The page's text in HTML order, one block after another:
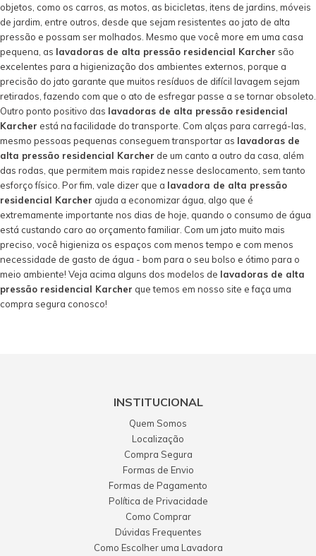
objetos, como os carros, as motos, as bicicletas, itens de jardins, móveis
de jardim, entre outros, desde que sejam resistentes ao jato de alta
pressão e possam ser molhados. Mesmo que você more em uma casa
pequena, as lavadoras de alta pressão residencial Karcher são
excelentes para a higienização dos ambientes externos, porque a
precisão do jato garante que muitos resíduos de difícil lavagem sejam
retirados, fazendo com que o ato de esfregar passe a se tornar obsoleto.
Outro ponto positivo das lavadoras de alta pressão residencial
Karcher está na facilidade do transporte. Com alças para carregá-las,
mesmo pessoas pequenas conseguem transportar as lavadoras de
alta pressão residencial Karcher de um canto a outro da casa, além
das rodas, que permitem mais rapidez nesse deslocamento, sem tanto
esforço físico. Por fim, vale dizer que a lavadora de alta pressão
residencial Karcher ajuda a economizar água, algo que é
extremamente importante nos dias de hoje, quando o consumo de água
está custando caro ao orçamento familiar. Com um jato muito mais
preciso, você higieniza os espaços com menos tempo e com menos
necessidade de gasto de água - bom para o seu bolso e ótimo para o
meio ambiente! Veja acima alguns dos modelos de lavadoras de alta
pressão residencial Karcher que temos em nosso site e faça uma
compra segura conosco!
INSTITUCIONAL
Quem Somos
Localização
Compra Segura
Formas de Envio
Formas de Pagamento
Política de Privacidade
Como Comprar
Dúvidas Frequentes
Como Escolher uma Lavadora